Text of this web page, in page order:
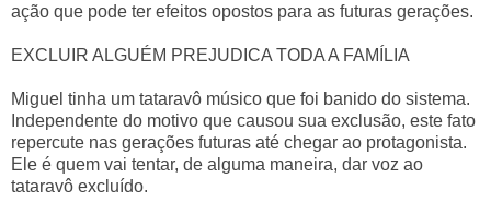
ação que pode ter efeitos opostos para as futuras gerações.
EXCLUIR ALGUÉM PREJUDICA TODA A FAMÍLIA
Miguel tinha um tataravô músico que foi banido do sistema.
Independente do motivo que causou sua exclusão, este fato
repercute nas gerações futuras até chegar ao protagonista.
Ele é quem vai tentar, de alguma maneira, dar voz ao
tataravô excluído.